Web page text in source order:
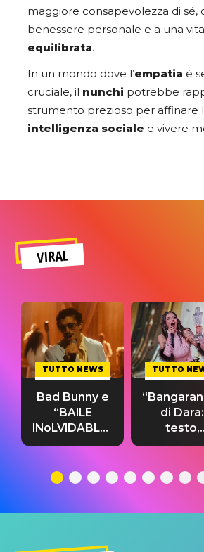
maggiore consapevolezza di sé,
benessere personale e a una
equilibrata.
In un mondo dove l’empatia è
cruciale, il nunchi potrebbe
strumento prezioso per affinare
intelligenza sociale e vivere
VIRAL
TUTTO NEWS
Bad Bunny e
“BAILE
INoLVIDABLE”:
testo,
significato
TUTTO
di Dara:
testo,
del